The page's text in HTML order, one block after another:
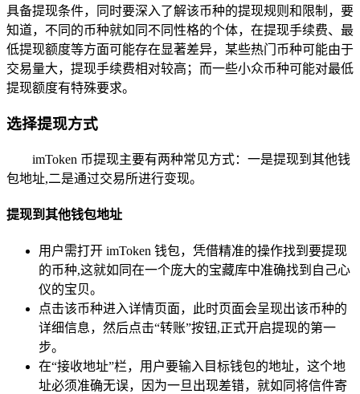
具备提现条件，同时要深入了解该币种的提现规则和限制，要
知道，不同的币种就如同不同性格的个体，在提现手续费、最
低提现额度等方面可能存在显著差异，某些热门币种可能由于
交易量大，提现手续费相对较高；而一些小众币种可能对最低
提现额度有特殊要求。
选择提现方式
imToken 币提现主要有两种常见方式：一是提现到其他钱
包地址,二是通过交易所进行变现。
提现到其他钱包地址
用户需打开 imToken 钱包，凭借精准的操作找到要提现
的币种,这就如同在一个庞大的宝藏库中准确找到自己心
仪的宝贝。
点击该币种进入详情页面，此时页面会呈现出该币种的
详细信息，然后点击“转账”按钮,正式开启提现的第一
步。
在“接收地址”栏，用户要输入目标钱包的地址，这个地
址必须准确无误，因为一旦出现差错，就如同将信件寄